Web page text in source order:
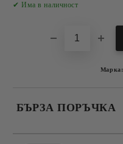
✔ Има в наличност
Марка:
БЪРЗА ПОРЪЧКА